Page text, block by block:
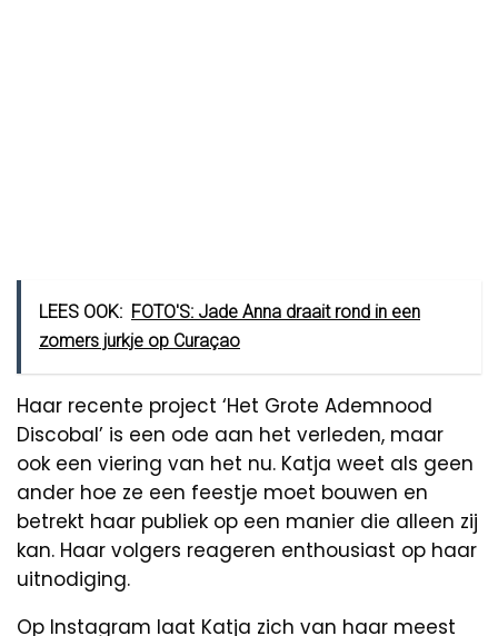
LEES OOK: FOTO'S: Jade Anna draait rond in een
zomers jurkje op Curaçao
Haar recente project ‘Het Grote Ademnood
Discobal’ is een ode aan het verleden, maar
ook een viering van het nu. Katja weet als geen
ander hoe ze een feestje moet bouwen en
betrekt haar publiek op een manier die alleen zij
kan. Haar volgers reageren enthousiast op haar
uitnodiging.
Op Instagram laat Katja zich van haar meest